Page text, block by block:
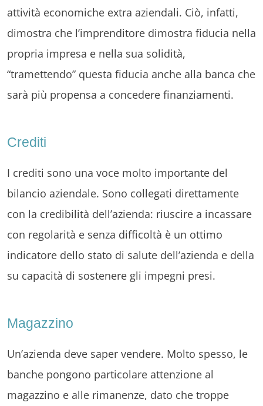
attività economiche extra aziendali. Ciò, infatti,
dimostra che l’imprenditore dimostra fiducia nella
propria impresa e nella sua solidità,
“tramettendo” questa fiducia anche alla banca che
sarà più propensa a concedere finanziamenti.
Crediti
I crediti sono una voce molto importante del
bilancio aziendale. Sono collegati direttamente
con la credibilità dell’azienda: riuscire a incassare
con regolarità e senza difficoltà è un ottimo
indicatore dello stato di salute dell’azienda e della
su capacità di sostenere gli impegni presi.
Magazzino
Un’azienda deve saper vendere. Molto spesso, le
banche pongono particolare attenzione al
magazzino e alle rimanenze, dato che troppe